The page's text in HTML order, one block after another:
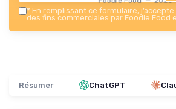
* En remplissant ce formulaire,
des fins commerciales par Foodie Food
Résumer ChatGPT